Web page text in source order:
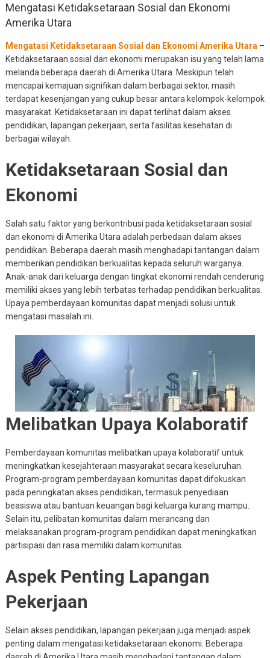
Mengatasi Ketidaksetaraan Sosial dan Ekonomi
Amerika Utara
Mengatasi Ketidaksetaraan Sosial dan Ekonomi Amerika Utara –
Ketidaksetaraan sosial dan ekonomi merupakan isu yang telah lama
melanda beberapa daerah di Amerika Utara. Meskipun telah
mencapai kemajuan signifikan dalam berbagai sektor, masih
terdapat kesenjangan yang cukup besar antara kelompok-kelompok
masyarakat. Ketidaksetaraan ini dapat terlihat dalam akses
pendidikan, lapangan pekerjaan, serta fasilitas kesehatan di
berbagai wilayah.
Ketidaksetaraan Sosial dan
Ekonomi
Salah satu faktor yang berkontribusi pada ketidaksetaraan sosial
dan ekonomi di Amerika Utara adalah perbedaan dalam akses
pendidikan. Beberapa daerah masih menghadapi tantangan dalam
memberikan pendidikan berkualitas kepada seluruh warganya.
Anak-anak dari keluarga dengan tingkat ekonomi rendah cenderung
memiliki akses yang lebih terbatas terhadap pendidikan berkualitas.
Upaya pemberdayaan komunitas dapat menjadi solusi untuk
mengatasi masalah ini.
Melibatkan Upaya Kolaboratif
Pemberdayaan komunitas melibatkan upaya kolaboratif untuk
meningkatkan kesejahteraan masyarakat secara keseluruhan.
Program-program pemberdayaan komunitas dapat difokuskan
pada peningkatan akses pendidikan, termasuk penyediaan
beasiswa atau bantuan keuangan bagi keluarga kurang mampu.
Selain itu, pelibatan komunitas dalam merancang dan
melaksanakan program-program pendidikan dapat meningkatkan
partisipasi dan rasa memiliki dalam komunitas.
Aspek Penting Lapangan
Pekerjaan
Selain akses pendidikan, lapangan pekerjaan juga menjadi aspek
penting dalam mengatasi ketidaksetaraan ekonomi. Beberapa